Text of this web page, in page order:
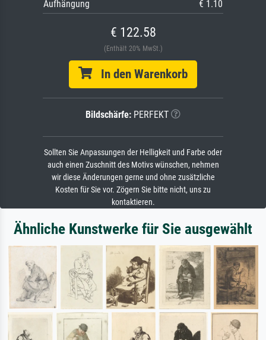
Aufhängung
€ 1.10
€ 122.58
(Enthält 20% MwSt.)
In den Warenkorb
Bildschärfe: PERFEKT
Sollten Sie Anpassungen der Helligkeit und Farbe oder
auch einen Zuschnitt des Motivs wünschen, nehmen
wir diese Änderungen gerne und ohne zusätzliche
Kosten für Sie vor. Zögern Sie bitte nicht, uns zu
kontaktieren.
Ähnliche Kunstwerke für Sie ausgewählt